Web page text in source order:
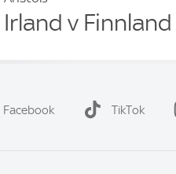
Irland v Finnland
Facebook TikTok